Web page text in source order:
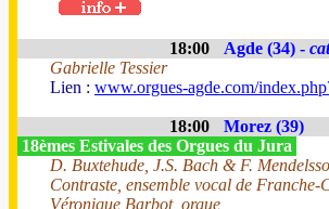
18:00 Agde (34) -
Gabrielle Tessier
Lien : www.orgues-agde.com/
18:00
Morez (39)
18èmes Estivales des Orgues du Jura
D. Buxtehude, J.S. Bach & F.
Contraste, ensemble vocal de Franche-
Véronique Barbot, orgue